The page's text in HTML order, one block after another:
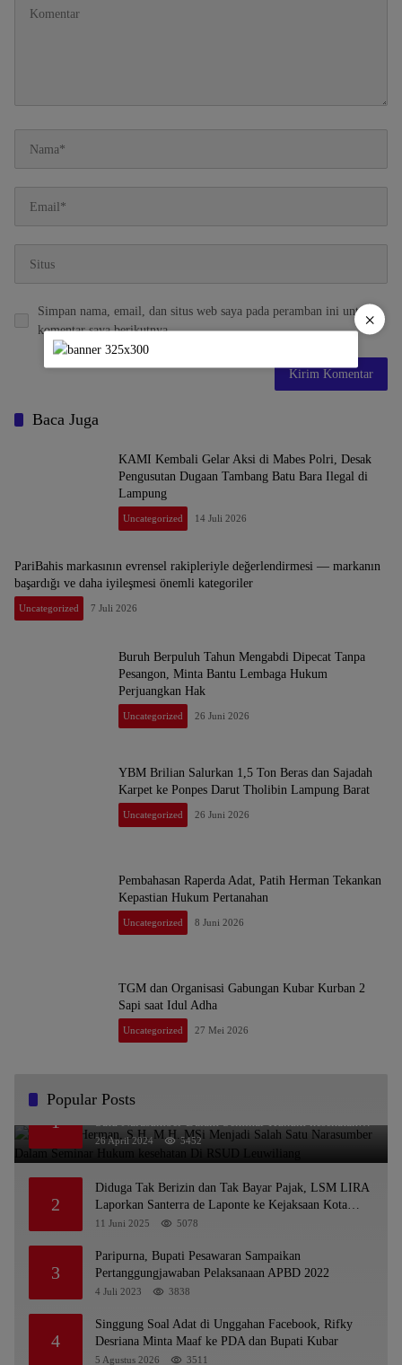
Simpan nama, email, dan situs web saya pada peramban ini untuk
komentar saya berikutnya.
Baca Juga
KAMI Kembali Gelar Aksi di Mabes Polri, Desak
Pengusutan Dugaan Tambang Batu Bara Ilegal di
Lampung
Uncategorized 14 Juli 2026
PariBahis markasının evrensel rakipleriyle değerlendirmesi — markanın
başardığı ve daha iyileşmesi önemli kategoriler
Uncategorized 7 Juli 2026
Buruh Berpuluh Tahun Mengabdi Dipecat Tanpa
Pesangon, Minta Bantu Lembaga Hukum
Perjuangkan Hak
Uncategorized 26 Juni 2026
YBM Brilian Salurkan 1,5 Ton Beras dan Sajadah
Karpet ke Ponpes Darut Tholibin Lampung Barat
Uncategorized 26 Juni 2026
Pembahasan Raperda Adat, Patih Herman Tekankan
Kepastian Hukum Pertanahan
Uncategorized 8 Juni 2026
TGM dan Organisasi Gabungan Kubar Kurban 2
Sapi saat Idul Adha
Uncategorized 27 Mei 2026
Popular Posts
1
Dr. KMS Herman, S.H.,M.H.,MSi Menjadi Salah
Satu Narasumber Dalam Seminar Hukum kesehatan
Di RSUD Leuwiliang
26 April 2024 5452
2
Diduga Tak Berizin dan Tak Bayar Pajak, LSM LIRA
Laporkan Santerra de Laponte ke Kejaksaan Kota
Batu
11 Juni 2025 5078
3
Paripurna, Bupati Pesawaran Sampaikan
Pertanggungjawaban Pelaksanaan APBD 2022
4 Juli 2023 3838
4
Singgung Soal Adat di Unggahan Facebook, Rifky
Desriana Minta Maaf ke PDA dan Bupati Kubar
5 Agustus 2026 3511
×